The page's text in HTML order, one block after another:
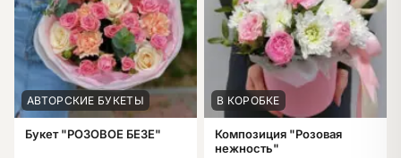
АВТОРСКИЕ БУКЕТЫ
Букет "РОЗОВОЕ БЕЗЕ"
В КОРОБКЕ
Композиция "Розовая
нежность"